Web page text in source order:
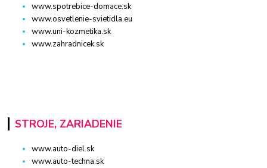
www.spotrebice-domace.sk
www.osvetlenie-svietidla.eu
www.uni-kozmetika.sk
www.zahradnicek.sk
STROJE, ZARIADENIE
www.auto-diel.sk
www.auto-techna.sk